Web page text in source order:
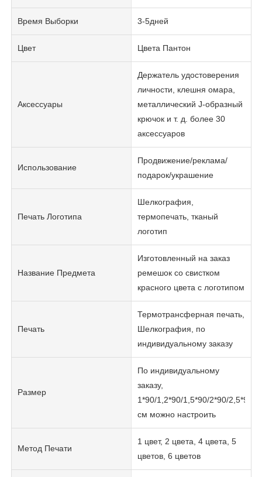
Время Выборки 3-5дней
Цвет Цвета Пантон
Аксессуары
Держатель удостоверения
личности, клешня омара,
металлический J-образный
крючок и т. д. более 30
аксессуаров
Использование
Продвижение/реклама/
подарок/украшение
Печать Логотипа
Шелкография,
термопечать, тканый
логотип
Название Предмета
Изготовленный на заказ
ремешок со свистком
красного цвета с логотипом
Печать
Термотрансферная печать,
Шелкография, по
индивидуальному заказу
Размер
По индивидуальному
заказу,
1*90/1,2*90/1,5*90/2*90/2,5*90
см можно настроить
Метод Печати
1 цвет, 2 цвета, 4 цвета, 5
цветов, 6 цветов